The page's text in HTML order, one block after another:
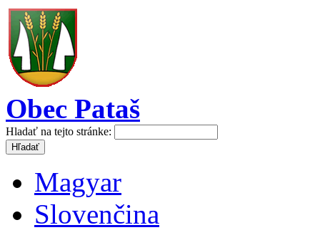
Obec Pataš
Hladať na tejto stránke:
Magyar
Slovenčina